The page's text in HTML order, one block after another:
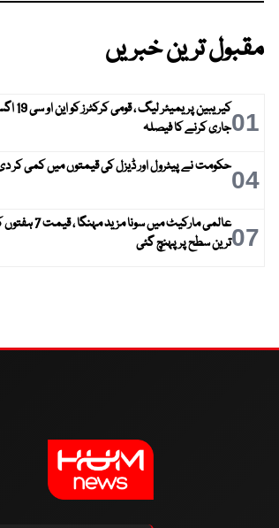
مقبول ترین خبریں
01
کیریبین
جاری کرنے کا فیصلہ
04حکومت نے پیٹرول اور ڈیزل کی قیمتوں میں کمی کر
07
عالمی مارکیٹ میں سونا
ترین سطح پر پہنچ گئی